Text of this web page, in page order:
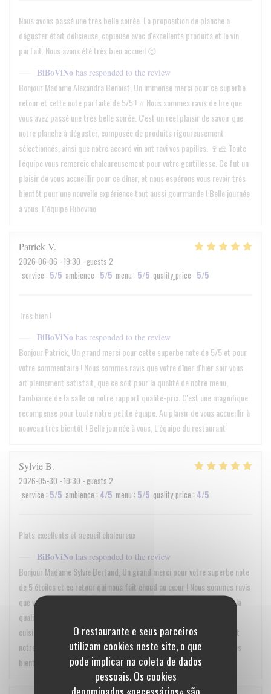
O restaurante e seus parceiros
utilizam cookies neste site, o que
pode implicar na coleta de dados
pessoais. Os cookies
denominados «necessários» são
Nous avons passé une très belle soirée. La proposition de planche a
déguster était délicieuse, copieuse avec d'excellents produits et le vin
parfait. Nous avons été très bien accueil 😊
BiBoViNo has responded to the review
Bonjour Madame Alexandra Benoist, Un immense merci pour ce superbe
retour et cette note parfaite de 5/5 ! ⭐ Nous sommes ravis de lire que
vous avez passé une très belle soirée. C'est un réel plaisir de savoir que
notre planche à déguster, composée de produits rigoureusement
sélectionnés, ainsi que notre accord vin ont ravi vos papilles. 🍷🧀 Toute
l'équipe vous remercie chaleureusement pour votre gentillesse. Ce fut un
plaisir de vous accueillir pour ce dîner, et nous espérons vous revoir très
bientôt pour une nouvelle expérience tout aussi gourmande ! Belle journée
à vous, L'équipe Bibovino
Patrick V
2026-06-06 - 19:30 - guests 2
service : 5/5 ambience : 5/5 menu : 5/5 quality_price : 5/5
Très bien !
BiBoViNo has responded to the review
Bonjour Patrick, Un grand merci pour cette superbe note de 5/5 et pour
votre commentaire ! Nous sommes ravis que votre dîner d'hier soir vous
ait pleinement satisfait, que ce soit pour la qualité de notre menu,
l'ambiance de la salle ou notre rapport qualité-prix. C'est une magnifique
récompense pour toute notre petite équipe. Au plaisir de vous accueillir à
nouveau très bientôt ! Belle journée à vous, L'équipe du restaurant
SylvieB
2026-05-30 - 19:30 - guests 2
service : 5/5 ambience : 4/5 menu : 5/5 quality_price : 4/5
Plats excellents et accueil chaleureux
BiBoViNo has responded to the review
Bonjour Madame Sylvie Bertand, Un grand merci pour votre superbe note
de 5 étoiles et ce retour qui nous fait chaud au cœur ! Nous sommes ravis
que vous ayez apprécié l'accueil chaleureux de notre équipe ainsi que la
qualité de nos plats lors de votre dîner du 30 mai. Savoir que notre
cuisine et notre service ont été à la hauteur de vos attentes (5/5 !) est
notre plus belle récompense. Au plaisir de vous recevoir à nouveau très
bientôt ! L'équipe de Bibovino